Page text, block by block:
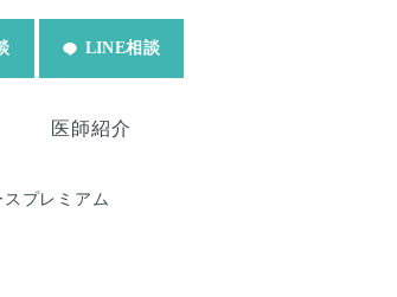
LINE相談
医師紹介
プレミアム